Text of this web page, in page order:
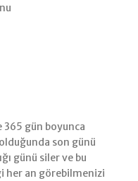
365 gün boyunca
son günü
günü siler ve bu
her an görebilmenizi